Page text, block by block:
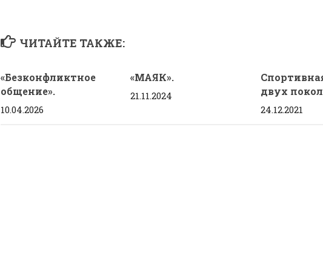
ЧИТАЙТЕ ТАКЖЕ:
«Безконфликтное
общение».
10.04.2026
«МАЯК».
21.11.2024
двух
24.12.2021